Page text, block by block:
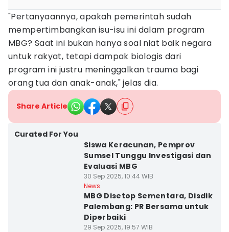
"Pertanyaannya, apakah pemerintah sudah
mempertimbangkan isu-isu ini dalam program
MBG? Saat ini bukan hanya soal niat baik negara
untuk rakyat, tetapi dampak biologis dari
program ini justru meninggalkan trauma bagi
orang tua dan anak-anak," jelas dia.
Share Article
Curated For You
Siswa Keracunan, Pemprov
Sumsel Tunggu Investigasi dan
Evaluasi MBG
30 Sep 2025, 10:44 WIB
News
MBG Disetop Sementara, Disdik
Palembang: PR Bersama untuk
Diperbaiki
29 Sep 2025, 19:57 WIB